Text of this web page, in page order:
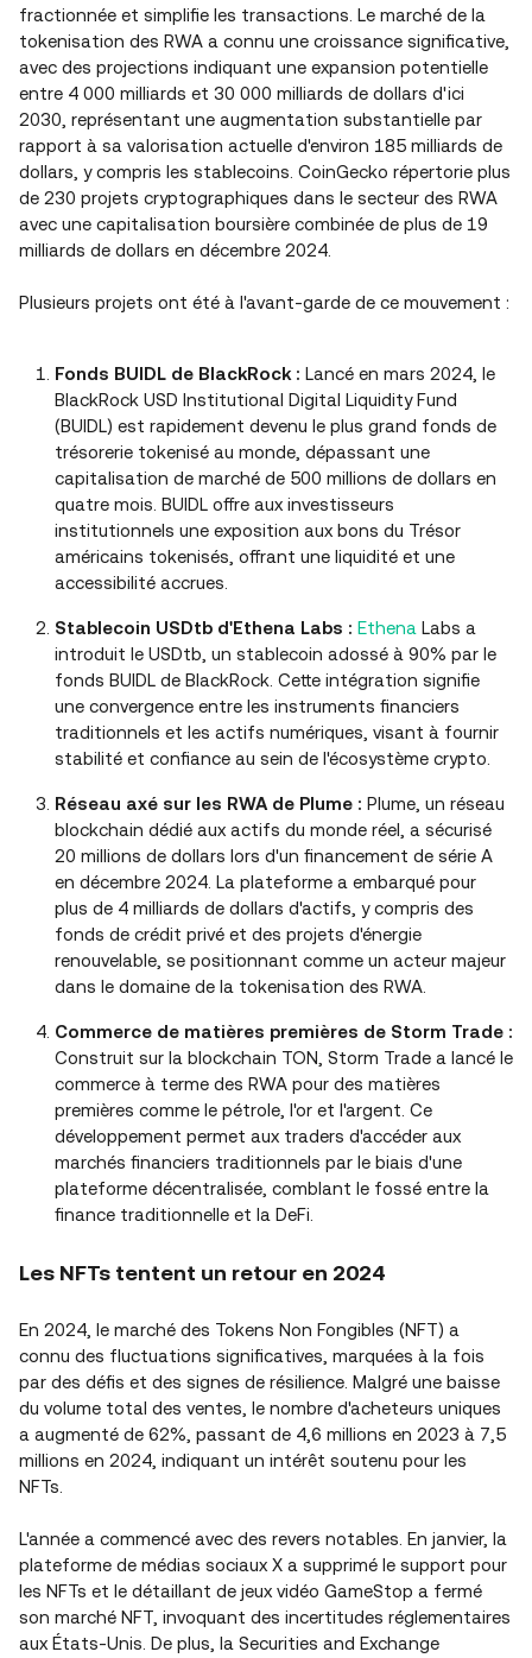
fractionnée et simplifie les transactions. Le marché de la
tokenisation des RWA a connu une croissance significative,
avec des projections indiquant une expansion potentielle
entre 4 000 milliards et 30 000 milliards de dollars d'ici
2030, représentant une augmentation substantielle par
rapport à sa valorisation actuelle d'environ 185 milliards de
dollars, y compris les stablecoins. CoinGecko répertorie plus
de 230 projets cryptographiques dans le secteur des RWA
avec une capitalisation boursière combinée de plus de 19
milliards de dollars en décembre 2024.
Plusieurs projets ont été à l'avant-garde de ce mouvement :
Fonds BUIDL de BlackRock : Lancé en mars 2024, le
BlackRock USD Institutional Digital Liquidity Fund
(BUIDL) est rapidement devenu le plus grand fonds de
trésorerie tokenisé au monde, dépassant une
capitalisation de marché de 500 millions de dollars en
quatre mois. BUIDL offre aux investisseurs
institutionnels une exposition aux bons du Trésor
américains tokenisés, offrant une liquidité et une
accessibilité accrues.
Stablecoin USDtb d'Ethena Labs : Ethena Labs a
introduit le USDtb, un stablecoin adossé à 90% par le
fonds BUIDL de BlackRock. Cette intégration signifie
une convergence entre les instruments financiers
traditionnels et les actifs numériques, visant à fournir
stabilité et confiance au sein de l'écosystème crypto.
Réseau axé sur les RWA de Plume : Plume, un réseau
blockchain dédié aux actifs du monde réel, a sécurisé
20 millions de dollars lors d'un financement de série A
en décembre 2024. La plateforme a embarqué pour
plus de 4 milliards de dollars d'actifs, y compris des
fonds de crédit privé et des projets d'énergie
renouvelable, se positionnant comme un acteur majeur
dans le domaine de la tokenisation des RWA.
Commerce de matières premières de Storm Trade :
Construit sur la blockchain TON, Storm Trade a lancé le
commerce à terme des RWA pour des matières
premières comme le pétrole, l'or et l'argent. Ce
développement permet aux traders d'accéder aux
marchés financiers traditionnels par le biais d'une
plateforme décentralisée, comblant le fossé entre la
finance traditionnelle et la DeFi.
Les NFTs tentent un retour en 2024
En 2024, le marché des Tokens Non Fongibles (NFT) a
connu des fluctuations significatives, marquées à la fois
par des défis et des signes de résilience. Malgré une baisse
du volume total des ventes, le nombre d'acheteurs uniques
a augmenté de 62%, passant de 4,6 millions en 2023 à 7,5
millions en 2024, indiquant un intérêt soutenu pour les
NFTs.
L'année a commencé avec des revers notables. En janvier, la
plateforme de médias sociaux X a supprimé le support pour
les NFTs et le détaillant de jeux vidéo GameStop a fermé
son marché NFT, invoquant des incertitudes réglementaires
aux États-Unis. De plus, la Securities and Exchange